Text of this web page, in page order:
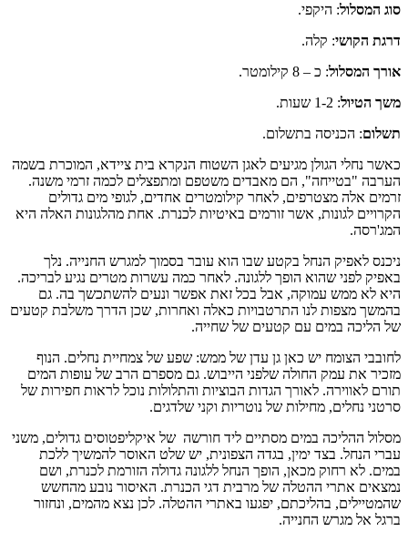
סוג המסלול: היקפי.
דרגת הקושי: קלה.
אורך המסלול: כ – 8 קילומטר.
משך הטיול: 1-2 שעות.
תשלום: הכניסה בתשלום.
כאשר נחלי הגולן מגיעים לאגן השטוח הנקרא בית ציידא, המוכרת בשמה
הערבה "בטייחה", הם מאבדים משטפם ומתפצלים לכמה זרמי משנה.
זרמים אלה מצטרפים, לאחר קילומטרים אחדים, לגופי מים גדולים
הקרויים לגונות, אשר זורמים באיטיות לכנרת. אחת מהלגונות האלה היא
המג'רסה.
ניכנס לאפיק הנחל בקטע שבו הוא עובר בסמוך למגרש החנייה. נלך
באפיק לפני שהוא הופך ללגונה. לאחר כמה עשרות מטרים נגיע לבריכה.
היא לא ממש עמוקה, אבל בכל זאת אפשר ונעים להשתכשך בה. גם
בהמשך מצפות לנו התרטבויות כאלה ואחרות, שכן הדרך משלבת קטעים
של הליכה במים עם קטעים של שחייה.
לחובבי הצומח יש כאן גן עדן של ממש: שפע של צמחיית נחלים. הנוף
מזכיר את עמק החולה שלפני הייבוש. גם מספרם הרב של עופות המים
תורם לאווירה. לאורך הגדות הבוציות והתלולות נוכל לראות חפירות של
סרטני נחלים, מחילות של נוטריות וקני שלדגים.
מסלול ההליכה במים מסתיים ליד חורשה של איקליפטוסים גדולים, משני
עברי הנחל. בצד ימין, בגדה הצפונית, יש שלט האוסר להמשיך ללכת
במים. לא רחוק מכאן, הופך הנחל ללגונה גדולה הזורמת לכנרת, ושם
נמצאים אתרי ההטלה של מרבית דגי הכנרת. האיסור נובע מהחשש
שהמטיילים, בהליכתם, יפגעו באתרי ההטלה. לכן נצא מהמים, ונחזור
ברגל אל מגרש החנייה.